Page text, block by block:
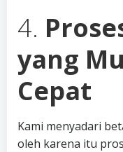
4.
yang
Cepat
Kami menyadari
oleh karena itu